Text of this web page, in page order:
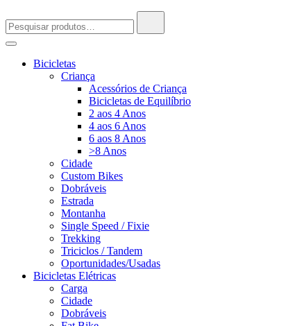
por:
Bicicletas
Criança
Acessórios de Criança
Bicicletas de Equilíbrio
2 aos 4 Anos
4 aos 6 Anos
6 aos 8 Anos
>8 Anos
Cidade
Custom Bikes
Dobráveis
Estrada
Montanha
Single Speed / Fixie
Trekking
Triciclos / Tandem
Oportunidades/Usadas
Bicicletas Elétricas
Carga
Cidade
Dobráveis